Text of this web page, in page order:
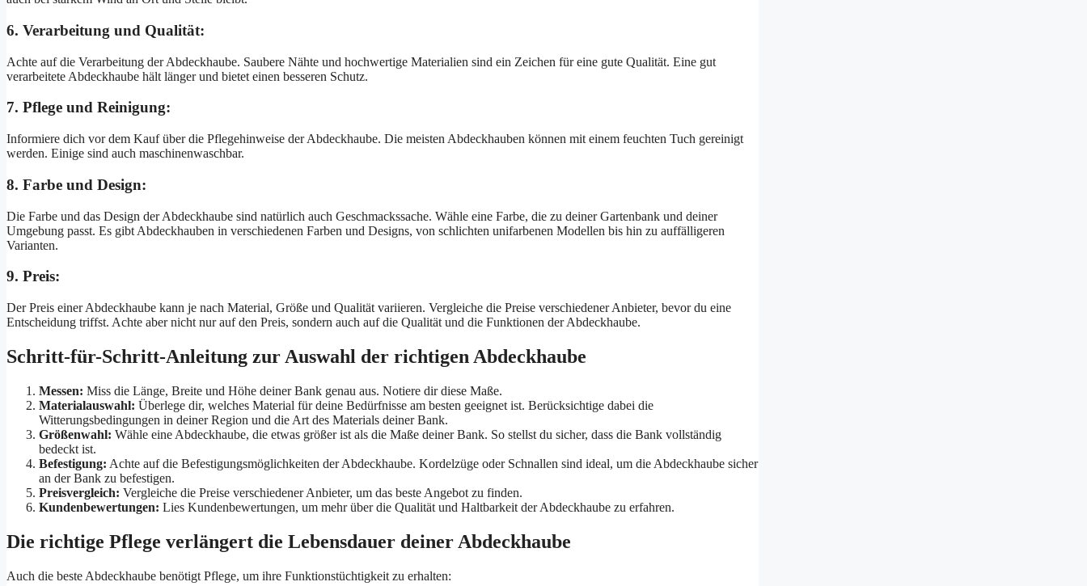
6. Verarbeitung und Qualität:
Achte auf die Verarbeitung der Abdeckhaube. Saubere Nähte und hochwertige Materialien sind ein Zeichen für eine gute Qualität. Eine gut
verarbeitete Abdeckhaube hält länger und bietet einen besseren Schutz.
7. Pflege und Reinigung:
Informiere dich vor dem Kauf über die Pflegehinweise der Abdeckhaube. Die meisten Abdeckhauben können mit einem feuchten Tuch gereinigt
werden. Einige sind auch maschinenwaschbar.
8. Farbe und Design:
Die Farbe und das Design der Abdeckhaube sind natürlich auch Geschmackssache. Wähle eine Farbe, die zu deiner Gartenbank und deiner
Umgebung passt. Es gibt Abdeckhauben in verschiedenen Farben und Designs, von schlichten unifarbenen Modellen bis hin zu auffälligeren
Varianten.
9. Preis:
Der Preis einer Abdeckhaube kann je nach Material, Größe und Qualität variieren. Vergleiche die Preise verschiedener Anbieter, bevor du eine
Entscheidung triffst. Achte aber nicht nur auf den Preis, sondern auch auf die Qualität und die Funktionen der Abdeckhaube.
Schritt-für-Schritt-Anleitung zur Auswahl der richtigen Abdeckhaube
Messen: Miss die Länge, Breite und Höhe deiner Bank genau aus. Notiere dir diese Maße.
Materialauswahl: Überlege dir, welches Material für deine Bedürfnisse am besten geeignet ist. Berücksichtige dabei die
Witterungsbedingungen in deiner Region und die Art des Materials deiner Bank.
Größenwahl: Wähle eine Abdeckhaube, die etwas größer ist als die Maße deiner Bank. So stellst du sicher, dass die Bank vollständig
bedeckt ist.
Befestigung: Achte auf die Befestigungsmöglichkeiten der Abdeckhaube. Kordelzüge oder Schnallen sind ideal, um die Abdeckhaube sicher
an der Bank zu befestigen.
Preisvergleich: Vergleiche die Preise verschiedener Anbieter, um das beste Angebot zu finden.
Kundenbewertungen: Lies Kundenbewertungen, um mehr über die Qualität und Haltbarkeit der Abdeckhaube zu erfahren.
Die richtige Pflege verlängert die Lebensdauer deiner Abdeckhaube
Auch die beste Abdeckhaube benötigt Pflege, um ihre Funktionstüchtigkeit zu erhalten: